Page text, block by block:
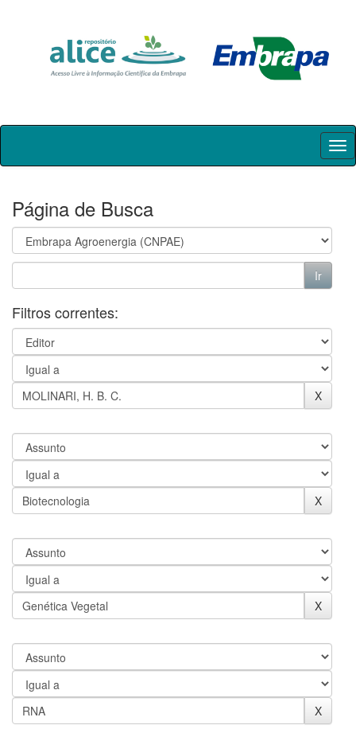
Skip
Página de Busca
Filtros correntes: